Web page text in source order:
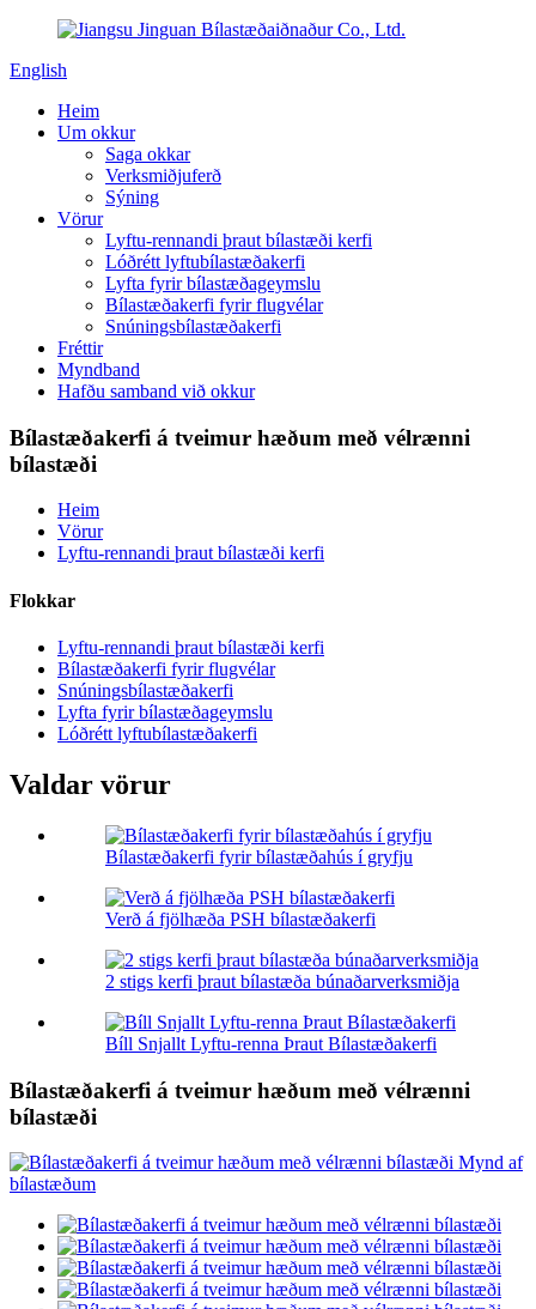
English
Heim
Um okkur
Saga okkar
Verksmiðjuferð
Sýning
Vörur
Lyftu-rennandi þraut bílastæði kerfi
Lóðrétt lyftubílastæðakerfi
Lyfta fyrir bílastæðageymslu
Bílastæðakerfi fyrir flugvélar
Snúningsbílastæðakerfi
Fréttir
Myndband
Hafðu samband við okkur
Bílastæðakerfi á tveimur hæðum með vélrænni
bílastæði
Heim
Vörur
Lyftu-rennandi þraut bílastæði kerfi
Flokkar
Lyftu-rennandi þraut bílastæði kerfi
Bílastæðakerfi fyrir flugvélar
Snúningsbílastæðakerfi
Lyfta fyrir bílastæðageymslu
Lóðrétt lyftubílastæðakerfi
Valdar vörur
Bílastæðakerfi fyrir bílastæðahús í gryfju
Verð á fjölhæða PSH bílastæðakerfi
2 stigs kerfi þraut bílastæða búnaðarverksmiðja
Bíll Snjallt Lyftu-renna Þraut Bílastæðakerfi
Bílastæðakerfi á tveimur hæðum með vélrænni
bílastæði